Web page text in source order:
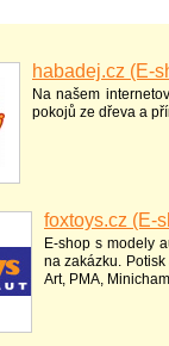
habadej.cz (E-
Na našem
pokojů ze dřeva a
foxtoys.cz (E-
E-shop s modely
na zakázku.
Art, PMA,